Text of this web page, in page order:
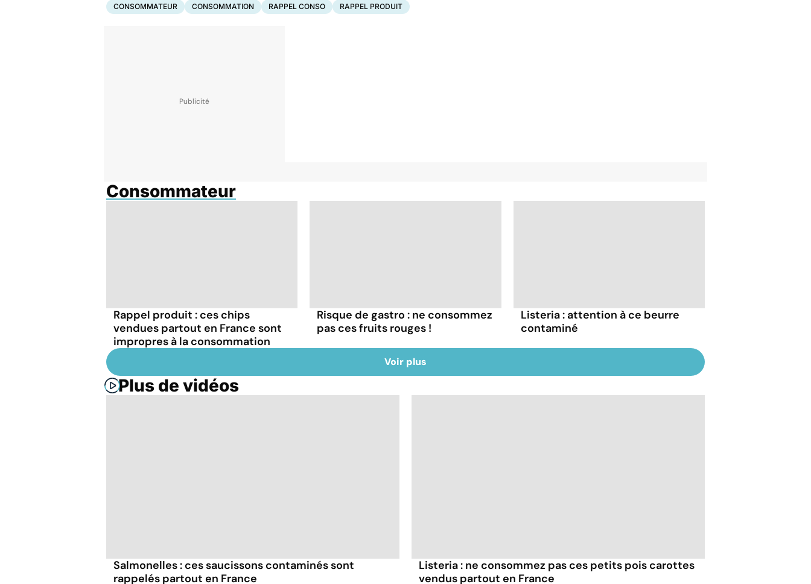
CONSOMMATEUR CONSOMMATION RAPPEL CONSO RAPPEL PRODUIT
Consommateur
Rappel produit : ces chips
vendues partout en France sont
impropres à la consommation
Risque de gastro : ne consommez
pas ces fruits rouges !
Listeria : attention à ce beurre
contaminé
Voir plus
Plus de vidéos
Salmonelles : ces saucissons contaminés sont
rappelés partout en France
Listeria : ne consommez pas ces petits pois carottes
vendus partout en France